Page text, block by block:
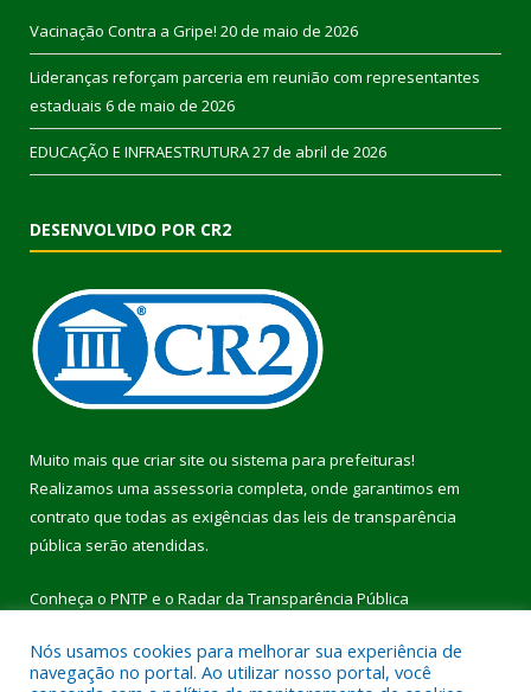
Vacinação Contra a Gripe! 20 de maio de 2026
Lideranças reforçam parceria em reunião com representantes
estaduais 6 de maio de 2026
EDUCAÇÃO E INFRAESTRUTURA27 de abril de 2026
DESENVOLVIDO POR CR2
Muito mais que criar site ou sistema para prefeituras!
Realizamos uma assessoria completa, onde garantimos em
contrato que todas as exigências das leis de transparência
pública serão atendidas.
Conheça o PNTP e o Radar da Transparência Pública
Nós usamos cookies para melhorar sua experiência de
navegação no portal. Ao utilizar nosso portal, você